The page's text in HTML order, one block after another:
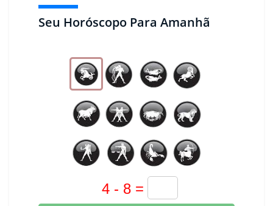
Seu Horóscopo Para Amanhã